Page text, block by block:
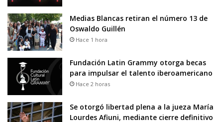
Medias Blancas retiran el número 13 de
Oswaldo Guillén
Hace 1 hora
Fundación Latin Grammy otorga becas
para impulsar el talento iberoamericano
Hace 2 horas
Se otorgó libertad plena a la jueza María
Lourdes Afiuni, mediante cierre definitivo